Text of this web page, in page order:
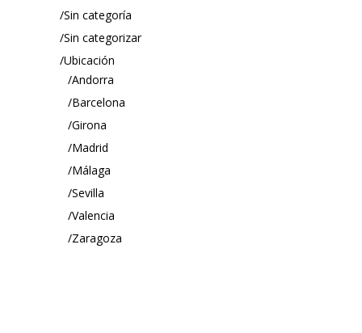
Sin categoría
Sin categorizar
Ubicación
Andorra
Barcelona
Girona
Madrid
Málaga
Sevilla
Valencia
Zaragoza